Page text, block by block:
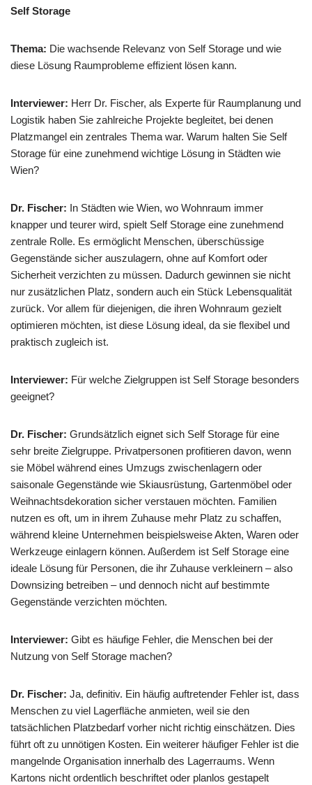
Self Storage
Thema: Die wachsende Relevanz von Self Storage und wie
diese Lösung Raumprobleme effizient lösen kann.
Interviewer: Herr Dr. Fischer, als Experte für Raumplanung und
Logistik haben Sie zahlreiche Projekte begleitet, bei denen
Platzmangel ein zentrales Thema war. Warum halten Sie Self
Storage für eine zunehmend wichtige Lösung in Städten wie
Wien?
Dr. Fischer: In Städten wie Wien, wo Wohnraum immer
knapper und teurer wird, spielt Self Storage eine zunehmend
zentrale Rolle. Es ermöglicht Menschen, überschüssige
Gegenstände sicher auszulagern, ohne auf Komfort oder
Sicherheit verzichten zu müssen. Dadurch gewinnen sie nicht
nur zusätzlichen Platz, sondern auch ein Stück Lebensqualität
zurück. Vor allem für diejenigen, die ihren Wohnraum gezielt
optimieren möchten, ist diese Lösung ideal, da sie flexibel und
praktisch zugleich ist.
Interviewer: Für welche Zielgruppen ist Self Storage besonders
geeignet?
Dr. Fischer: Grundsätzlich eignet sich Self Storage für eine
sehr breite Zielgruppe. Privatpersonen profitieren davon, wenn
sie Möbel während eines Umzugs zwischenlagern oder
saisonale Gegenstände wie Skiausrüstung, Gartenmöbel oder
Weihnachtsdekoration sicher verstauen möchten. Familien
nutzen es oft, um in ihrem Zuhause mehr Platz zu schaffen,
während kleine Unternehmen beispielsweise Akten, Waren oder
Werkzeuge einlagern können. Außerdem ist Self Storage eine
ideale Lösung für Personen, die ihr Zuhause verkleinern – also
Downsizing betreiben – und dennoch nicht auf bestimmte
Gegenstände verzichten möchten.
Interviewer: Gibt es häufige Fehler, die Menschen bei der
Nutzung von Self Storage machen?
Dr. Fischer: Ja, definitiv. Ein häufig auftretender Fehler ist, dass
Menschen zu viel Lagerfläche anmieten, weil sie den
tatsächlichen Platzbedarf vorher nicht richtig einschätzen. Dies
führt oft zu unnötigen Kosten. Ein weiterer häufiger Fehler ist die
mangelnde Organisation innerhalb des Lagerraums. Wenn
Kartons nicht ordentlich beschriftet oder planlos gestapelt